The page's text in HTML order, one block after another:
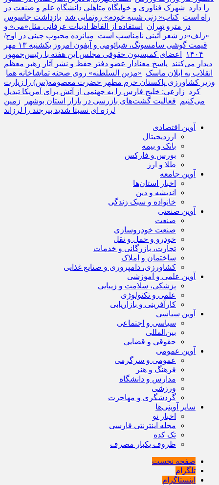
را دارد شهرک فناوری و خوابگاه متاهلی دانشگاه علم و صنعت در
راه است کتاب« زنی شبیه خودم» رونمایی شد بازداشت جاسوس
در مترو تهران
استفاده از الفاظ ادبیات عرفانی مثل«می» و
«زلف»در شعر آئینی نامناسب است میانرده محبوب چینی در اوج/
قیمت گوشی سامسونگ، شیائومی و آیفون امروز یکشنبه ۱۳ مهر
۱۴۰۴
اعضای کمیسیون حقوقی مجلس این هفته با رئیس‌جمهور
دیدار می‌کنند پاسخ معنادار عضو دفتر حفظ و نشر آثار رهبر معظم
انقلاب به ایلان ماسک «مزین السلطنه» روی صحنه تماشاخانه هما
وزیر کشاورزی پاکستان حرم مطهر حضرت معصومه(س) را زیارت
کرد زارعی: خلیج فارس را به جهنمی از آتش برای آمریکا تبدیل
می‌کنیم فعالیت گشت‌های بازرسی در بازار استان بوشهر
زمین
لرزه ای نسبتا شدید بیرجند را لرزاند
آوین اقتصادی
ارزدیجیتال
بانک و بیمه
بورس و فارکس
طلا و ارز
آوین جامعه
اخبار استان‌ها
اندیشه و دین
خانواده و سبک زندگی
آوین صنعتی
صنعت
صنعت خودروسازی
خودرو و حمل و نقل
تجارت، بازرگانی و خدمات
ساختمان و املاک
کشاورزی، دامپروری و صنایع غذایی
آوین علمی و آموزشی
پزشکی، سلامت و زیبایی
علمی و تکنولوژی
کارآفرینی و بازاریابی
آوین سیاسی
سیاسی و اجتماعی
بین‌المللی
حقوقی و قضایی
آوین عمومی
عمومی و سرگرمی
فرهنگ و هنر
مدارس و دانشگاه
ورزشی
گردشگری و مهاجرت
سایر آوینی‌ها
اخبار نو
مجله اینترنتی فارسی
تک کده
ظروف یکبار مصرف
صفحه نخست
تلگرام
اینستاگرام